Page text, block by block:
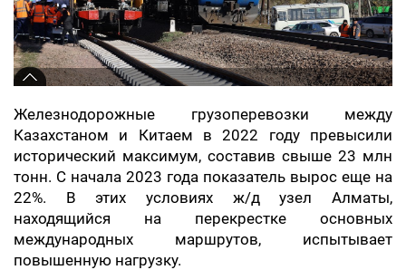
Железнодорожные грузоперевозки между
Казахстаном и Китаем в 2022 году превысили
исторический максимум, составив свыше 23 млн
тонн. С начала 2023 года показатель вырос еще на
22%. В этих условиях ж/д узел Алматы,
находящийся на перекрестке основных
международных маршрутов, испытывает
повышенную нагрузку.